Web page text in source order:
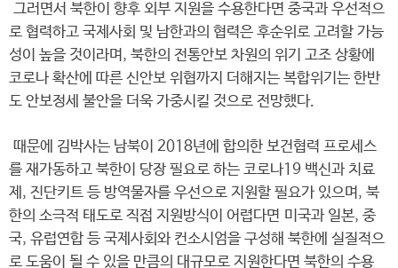
그러면서 북한이 향후 외부 지원을 수용한다면 중국과 우선적으
로 협력하고 국제사회 및 남한과의 협력은 후순위로 고려할 가능
성이 높을 것이라며, 북한의 전통안보 차원의 위기 고조 상황에
코로나 확산에 따른 신안보 위협까지 더해지는 복합위기는 한반
도 안보정세 불안을 더욱 가중시킬 것으로 전망했다.
때문에 김박사는 남북이 2018년에 합의한 보건협력 프로세스
를 재가동하고 북한이 당장 필요로 하는 코로나19 백신과 치료
제, 진단키트 등 방역물자를 우선으로 지원할 필요가 있으며, 북
한의 소극적 태도로 직접 지원방식이 어렵다면 미국과 일본, 중
국, 유럽연합 등 국제사회와 컨소시엄을 구성해 북한에 실질적으
로 도움이 될 수 있을 만큼의 대규모로 지원한다면 북한의 수용